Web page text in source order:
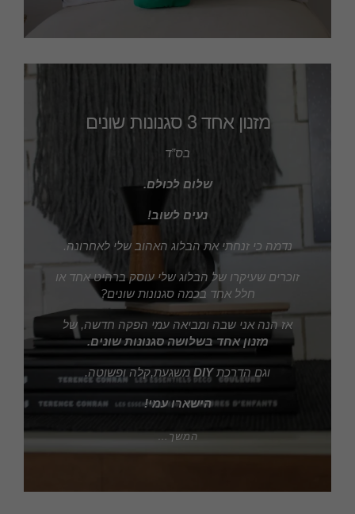
מזנון אחד 3 סגנונות שונים
בס”ד
שלום לכולם.
נעים לשוב!
נדמה כי זנחתי את הבלוג האהוב שלי לאחרונה.
זוכרים שעיקרו של הבלוג שלי עוסק ברהיט אחד או
חלל אחד בכמה סגנונות שונים?
אז הנה אני שבה ומביאה עמי הפקה חדשה, של
מזנון אחד בשלושה סגנונות שונים.
וגם הדרכתDIY משגעת,קלה ופשוטה.
הישארו עמי!
המשך…